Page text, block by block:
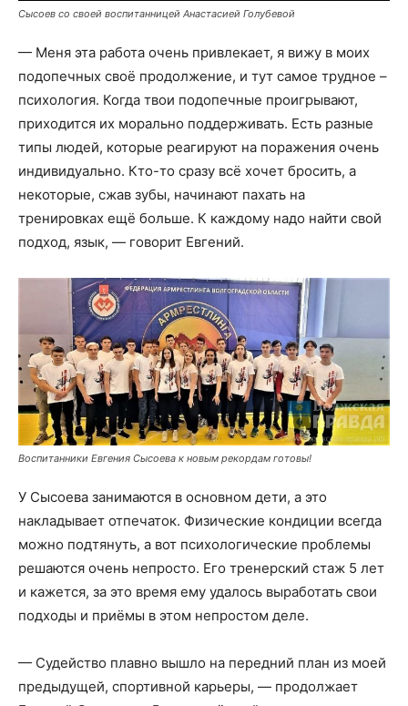
Сысоев со своей воспитанницей Анастасией Голубевой
— Меня эта работа очень привлекает, я вижу в моих
подопечных своё продолжение, и тут самое трудное –
психология. Когда твои подопечные проигрывают,
приходится их морально поддерживать. Есть разные
типы людей, которые реагируют на поражения очень
индивидуально. Кто-то сразу всё хочет бросить, а
некоторые, сжав зубы, начинают пахать на
тренировках ещё больше. К каждому надо найти свой
подход, язык, — говорит Евгений.
Воспитанники Евгения Сысоева к новым рекордам готовы!
У Сысоева занимаются в основном дети, а это
накладывает отпечаток. Физические кондиции всегда
можно подтянуть, а вот психологические проблемы
решаются очень непросто. Его тренерский стаж 5 лет
и кажется, за это время ему удалось выработать свои
подходы и приёмы в этом непростом деле.
— Судейство плавно вышло на передний план из моей
предыдущей, спортивной карьеры, — продолжает